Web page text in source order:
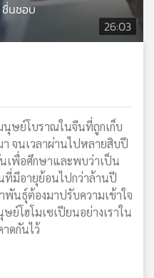
26:03
ชื่นชอบ
นุษย์โบราณในจีนที่ถูกเก็บ
จนเวลาผ่านไปหลายสิบปี
เพื่อศึกษาและพบว่าเป็น
ที่มีอายุย้อนไปกว่าล้านปี
พันธุ์ต้องมาปรับความเข้าใจ
ย์โฮโมเซเปียนอย่างเราใน
ดกันไว้